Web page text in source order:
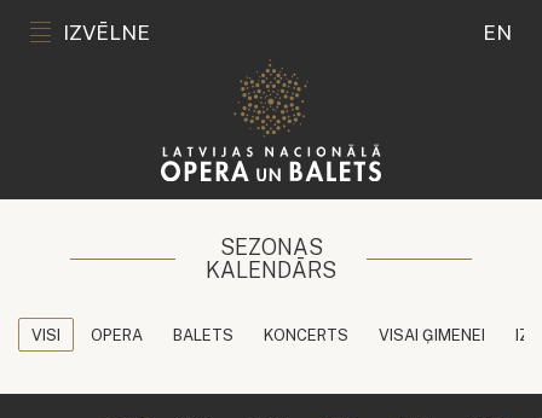
IZVĒLNE EN
SEZONAS
KALENDĀRS
VISI OPERA BALETS KONCERTS VISAI ĢIMENEI